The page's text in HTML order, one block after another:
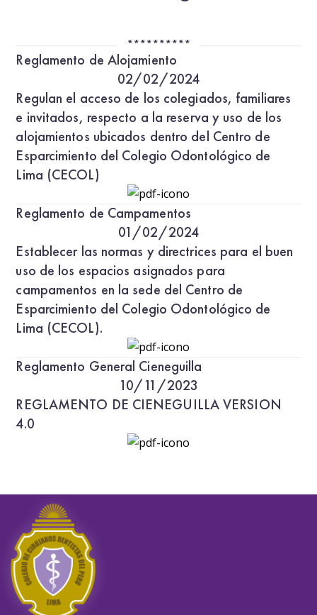
**********
Reglamento de Alojamiento
02/02/2024
Regulan el acceso de los colegiados, familiares
e invitados, respecto a la reserva y uso de los
alojamientos ubicados dentro del Centro de
Esparcimiento del Colegio Odontológico de
Lima (CECOL)
Reglamento de Campamentos
01/02/2024
Establecer las normas y directrices para el buen
uso de los espacios asignados para
campamentos en la sede del Centro de
Esparcimiento del Colegio Odontológico de
Lima (CECOL).
Reglamento General Cieneguilla
10/11/2023
REGLAMENTO DE CIENEGUILLA VERSION
4.0